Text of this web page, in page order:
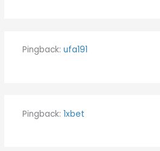
Pingback: ufa191
Pingback: 1xbet